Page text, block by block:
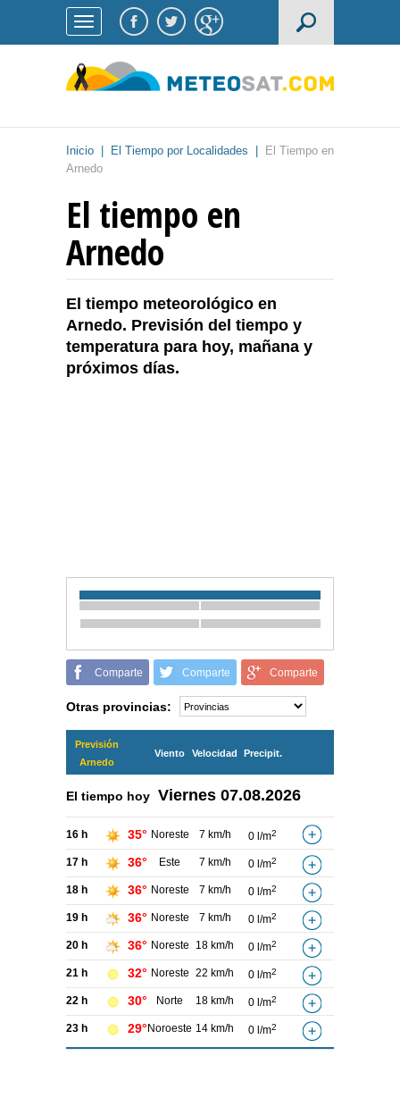
Inicio El Tiempo por Localidades
El Tiempo en
Arnedo
El tiempo en
Arnedo
El tiempo meteorológico en
Arnedo. Previsión del tiempo y
temperatura para hoy, mañana y
próximos días.
Comparte Comparte Comparte
Otras provincias:
Previsión
Arnedo
Viento Velocidad Precipit.
El tiempo hoy Viernes 07.08.2026
16 h 35° Noreste 7 km/h 0 l/m2
17 h 36° Este 7 km/h 0 l/m2
18 h 36° Noreste 7 km/h 0 l/m2
19 h 36° Noreste 7 km/h 0 l/m2
20 h 36° Noreste 18 km/h 0 l/m2
21 h 32° Noreste 22 km/h 0 l/m2
22 h 30° Norte 18 km/h 0 l/m2
23 h 29° Noroeste 14 km/h 0 l/m2